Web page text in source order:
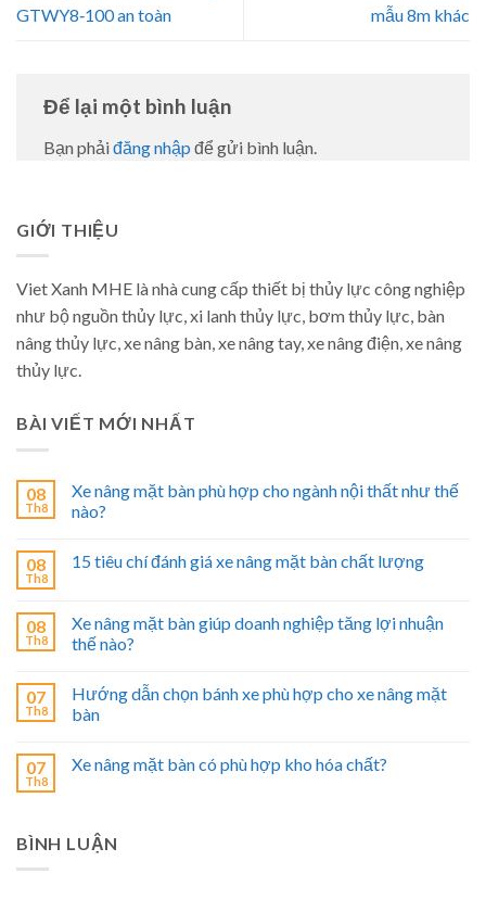
GTWY8‑100 an toàn
mẫu 8m khác
Để lại một bình luận
Bạn phải đăng nhập để gửi bình luận.
GIỚI THIỆU
Viet Xanh MHE là nhà cung cấp thiết bị thủy lực công nghiệp
như bộ nguồn thủy lực, xi lanh thủy lực, bơm thủy lực, bàn
nâng thủy lực, xe nâng bàn, xe nâng tay, xe nâng điện, xe nâng
thủy lực.
BÀI VIẾT MỚI NHẤT
08
Th8
Xe nâng mặt bàn phù hợp cho ngành nội thất như thế
nào?
08
Th8
15 tiêu chí đánh giá xe nâng mặt bàn chất lượng
08
Th8
Xe nâng mặt bàn giúp doanh nghiệp tăng lợi nhuận
thế nào?
07
Th8
Hướng dẫn chọn bánh xe phù hợp cho xe nâng mặt
bàn
07
Th8
Xe nâng mặt bàn có phù hợp kho hóa chất?
BÌNH LUẬN